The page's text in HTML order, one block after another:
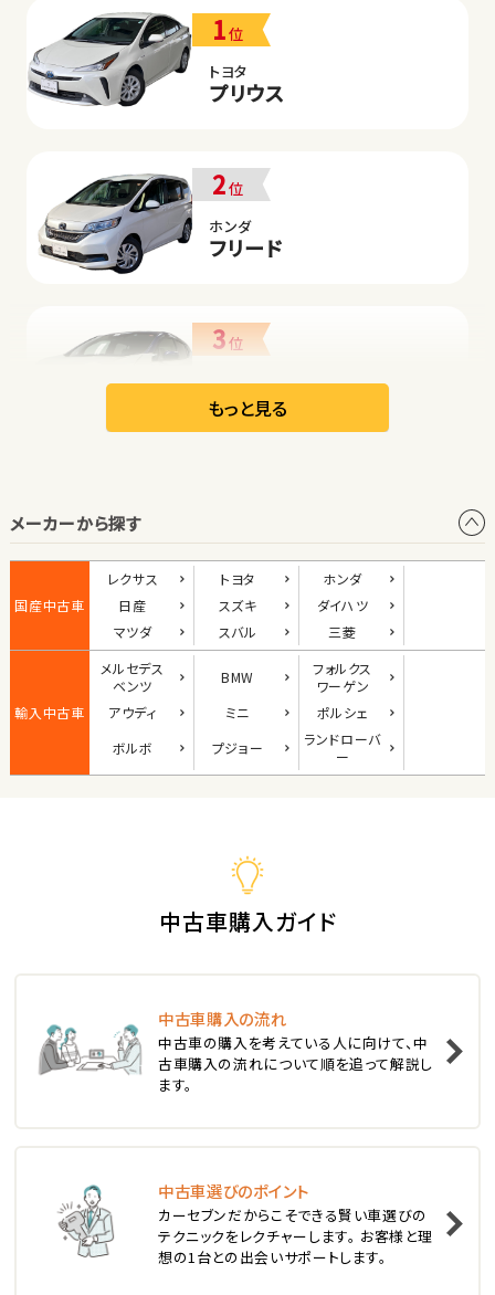
1位
トヨタ
プリウス
2位
ホンダ
フリード
3位
日産
リーフ
1位
ダイハツ
コペン
2
ロードスター
ホンダ
S660
1位
2位
スバル
レガシィツーリングワゴン
もっと見る
メーカーから探す
国産中古車
レクサス トヨタ
ホンダ
日産
スズキ
ダイハツ
マツダ
スバル 三菱
輸入中古車
メルセデス
ベンツ
BMW
フォルクス
ワーゲン
アウディ
ミニ
ポルシェ
ボルボ
プジョー ランドローバ
ー
中古車購入ガイド
中古車購入の流れ
中古車の購入を考えている人に向けて、中
古車購入の流れについて順を追って解説し
ます。
中古車選びのポイント
カーセブンだからこそできる賢い車選びの
テクニックをレクチャーします。 お客様と理
想の1台との出会いサポートします。